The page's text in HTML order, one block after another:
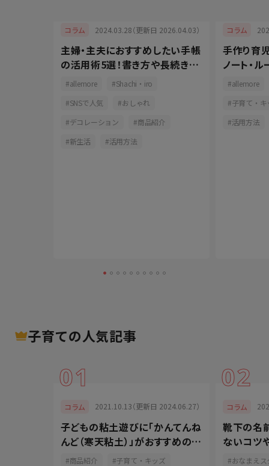
コラム 2024.03.28（更新日 2026.04.03）
主婦・主夫におすすめしたい手帳
の活用術5選！書き方や長続きの
コツをご紹介
allemore
Shachi・iro
SNSで人気
おしゃれ
デコレーション
商品紹介
新生活
活用方法
コラム
手作り育
ノート・
プ活用で
allemore
子育て・キ
活用方法
子育ての人気記事
01
コラム 2021.10.13（更新日 2024.06.27）
子どもの粘土遊びに「かんてんね
んど（寒天粘土）」がおすすめの理
由商品紹介
子育て・キッズ
02
コラム
靴下の名
ないコツ
紹介
おなまえ